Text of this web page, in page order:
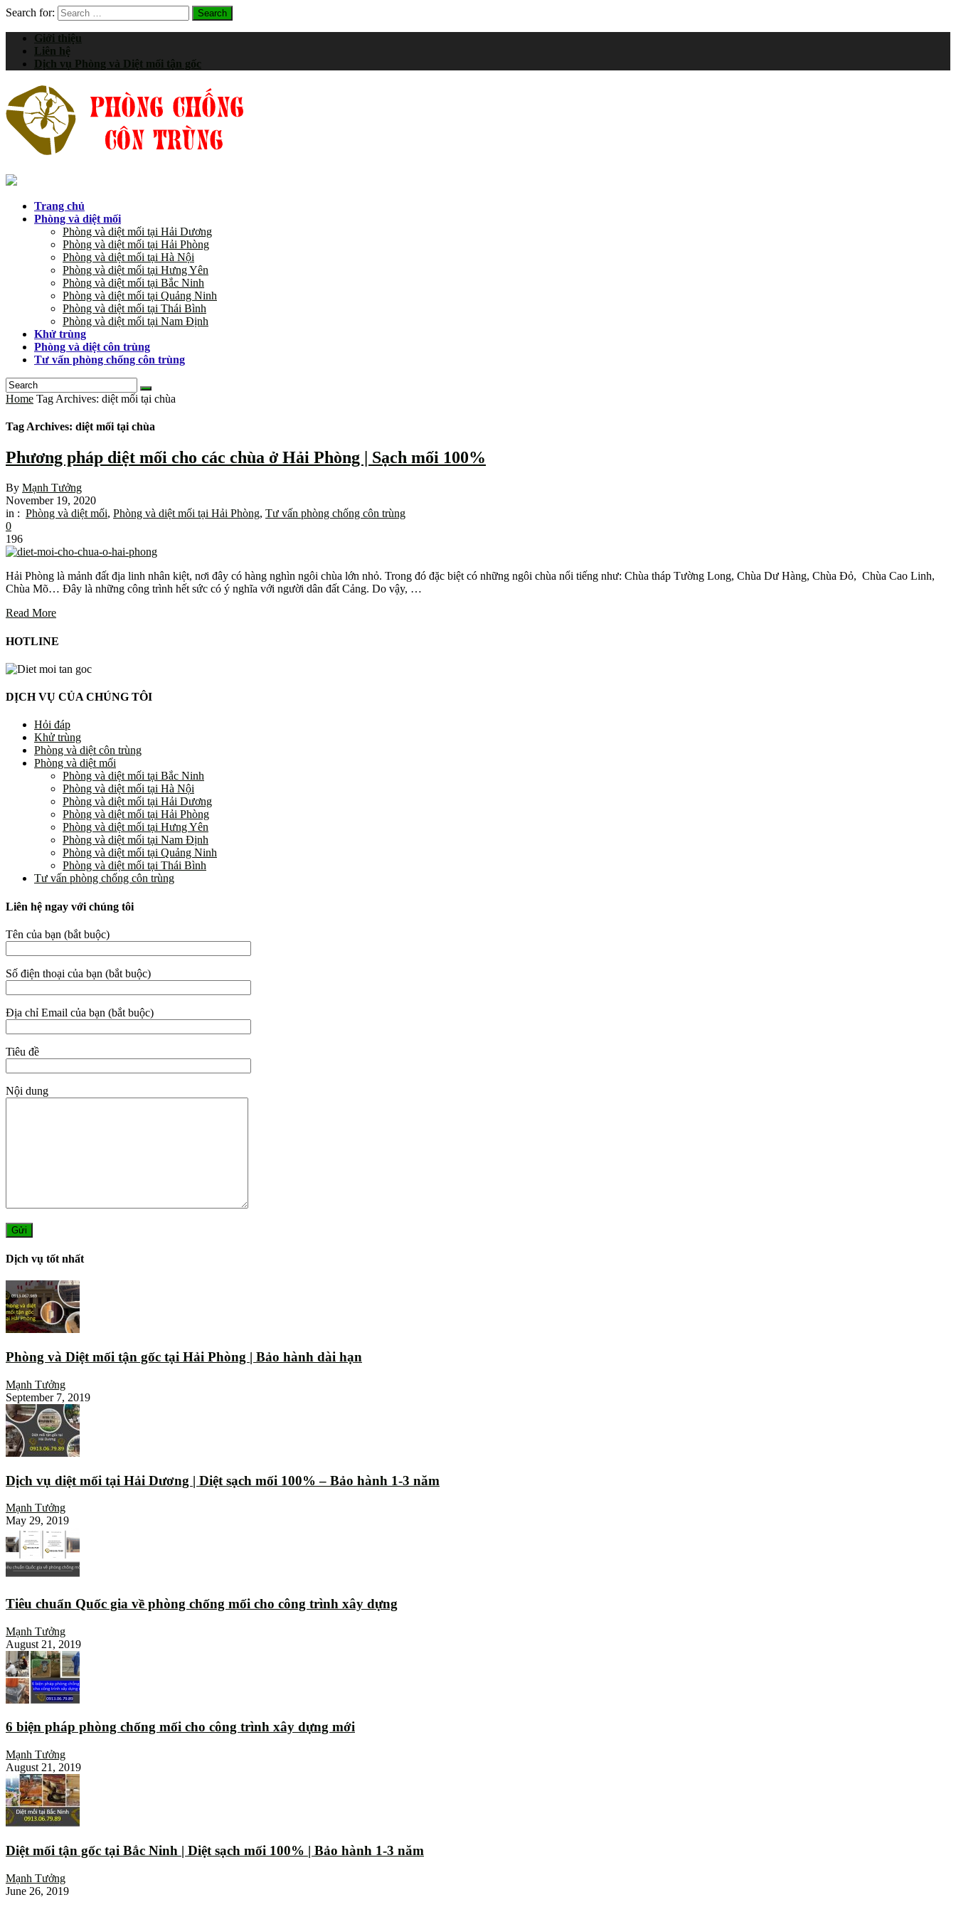
Search for:
Giới thiệu
Liên hệ
Dịch vụ Phòng và Diệt mối tận gốc
Trang chủ
Phòng và diệt mối
Phòng và diệt mối tại Hải Dương
Phòng và diệt mối tại Hải Phòng
Phòng và diệt mối tại Hà Nội
Phòng và diệt mối tại Hưng Yên
Phòng và diệt mối tại Bắc Ninh
Phòng và diệt mối tại Quảng Ninh
Phòng và diệt mối tại Thái Bình
Phòng và diệt mối tại Nam Định
Khử trùng
Phòng và diệt côn trùng
Tư vấn phòng chống côn trùng
Home Tag Archives: diệt mối tại chùa
Tag Archives: diệt mối tại chùa
Phương pháp diệt mối cho các chùa ở Hải Phòng | Sạch mối 100%
By Mạnh Tưởng
November 19, 2020
in : Phòng và diệt mối, Phòng và diệt mối tại Hải Phòng, Tư vấn phòng chống côn trùng
0
196
Hải Phòng là mảnh đất địa linh nhân kiệt, nơi đây có hàng nghìn ngôi chùa lớn nhỏ. Trong đó đặc biệt có những ngôi chùa nổi tiếng như: Chùa tháp Tường Long, Chùa Dư Hàng, Chùa Đỏ, Chùa Cao Linh,
Chùa Mõ… Đây là những công trình hết sức có ý nghĩa với người dân đất Cảng. Do vậy, …
Read More
HOTLINE
DỊCH VỤ CỦA CHÚNG TÔI
Hỏi đáp
Khử trùng
Phòng và diệt côn trùng
Phòng và diệt mối
Phòng và diệt mối tại Bắc Ninh
Phòng và diệt mối tại Hà Nội
Phòng và diệt mối tại Hải Dương
Phòng và diệt mối tại Hải Phòng
Phòng và diệt mối tại Hưng Yên
Phòng và diệt mối tại Nam Định
Phòng và diệt mối tại Quảng Ninh
Phòng và diệt mối tại Thái Bình
Tư vấn phòng chống côn trùng
Liên hệ ngay với chúng tôi
Tên của bạn (bắt buộc)
Số điện thoại của bạn (bắt buộc)
Địa chỉ Email của bạn (bắt buộc)
Tiêu đề
Nội dung
Dịch vụ tốt nhất
Phòng và Diệt mối tận gốc tại Hải Phòng | Bảo hành dài hạn
Mạnh Tưởng
September 7, 2019
Dịch vụ diệt mối tại Hải Dương | Diệt sạch mối 100% – Bảo hành 1-3 năm
Mạnh Tưởng
May 29, 2019
Tiêu chuẩn Quốc gia về phòng chống mối cho công trình xây dựng
Mạnh Tưởng
August 21, 2019
6 biện pháp phòng chống mối cho công trình xây dựng mới
Mạnh Tưởng
August 21, 2019
Diệt mối tận gốc tại Bắc Ninh | Diệt sạch mối 100% | Bảo hành 1-3 năm
Mạnh Tưởng
June 26, 2019